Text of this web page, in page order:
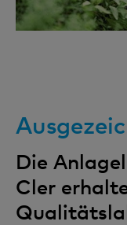
Die
Cler